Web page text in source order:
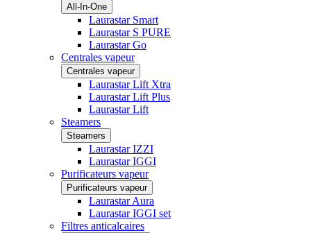
All-In-One
Laurastar Smart
Laurastar S PURE
Laurastar Go
Centrales vapeur
Centrales vapeur
Laurastar Lift Xtra
Laurastar Lift Plus
Laurastar Lift
Steamers
Steamers
Laurastar IZZI
Laurastar IGGI
Purificateurs vapeur
Purificateurs vapeur
Laurastar Aura
Laurastar IGGI set
Filtres anticalcaires